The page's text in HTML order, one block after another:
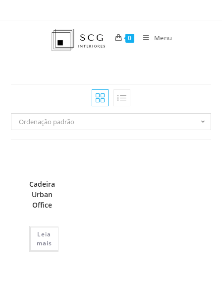
0 Menu
Ordenação padrão
Cadeira
Urban
Office
Leia
mais